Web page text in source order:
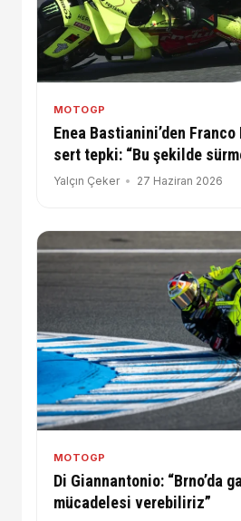
MOTOGP
Enea Bastianini’den
sert tepki: “Bu şekilde
Yalçın Çeker 27 Haziran 2026
MOTOGP
Di Giannantonio: “Brno’da
mücadelesi verebiliriz”